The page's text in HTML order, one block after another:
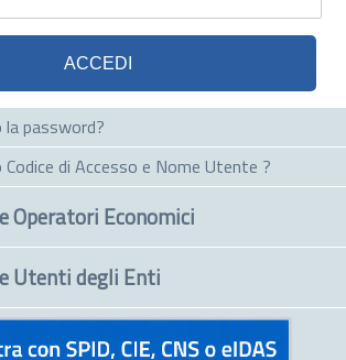
password?
di Accesso e Nome Utente ?
Operatori Economici
Utenti degli Enti